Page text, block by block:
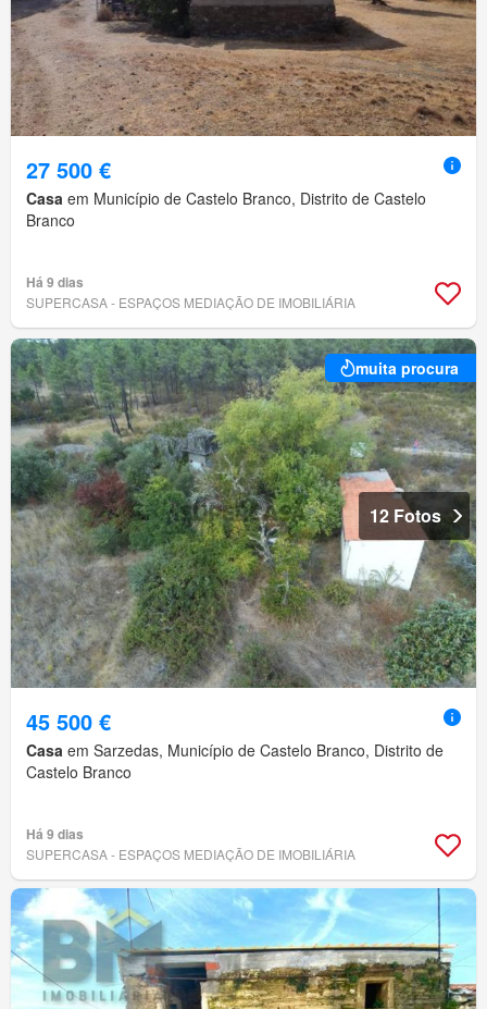
27 500 €
Casa em Município de Castelo Branco, Distrito de Castelo
Branco
Há 9 dias
SUPERCASA - ESPAÇOS MEDIAÇÃO DE IMOBILIÁRIA
muita procura
12 Fotos
45 500 €
Casa em Sarzedas, Município de Castelo Branco, Distrito de
Castelo Branco
Há 9 dias
SUPERCASA - ESPAÇOS MEDIAÇÃO DE IMOBILIÁRIA